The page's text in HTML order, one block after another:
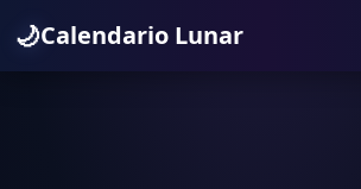
🌙Calendario Lunar